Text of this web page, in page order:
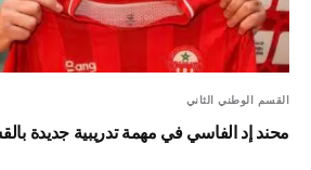
القسم الوطني الثاني
محند إد الفاسي في مهمة تدريبية جديدة